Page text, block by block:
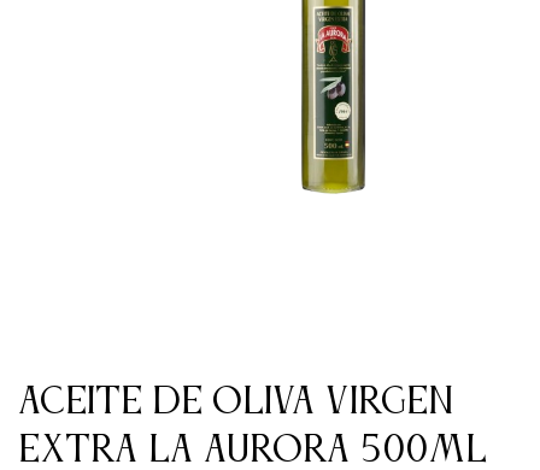
Aceite de Oliva Virgen
Extra La Aurora 500ml